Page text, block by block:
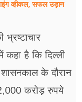
व्हीकल, सफल उड़ान
भ्रष्टाचार
है कि दिल्ली
के दौरान
करोड़ रुपये